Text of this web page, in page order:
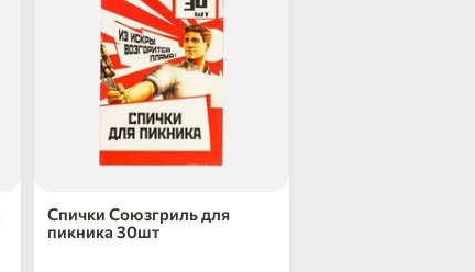
нет в наличии
Спички Союзгриль для
пикника 30шт